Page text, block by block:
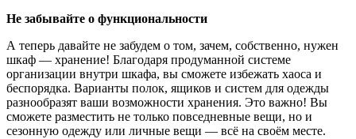
Не забывайте о функциональности
А теперь давайте не забудем о том, зачем, собственно, нужен
шкаф — хранение! Благодаря продуманной системе
организации внутри шкафа, вы сможете избежать хаоса и
беспорядка. Варианты полок, ящиков и систем для одежды
разнообразят ваши возможности хранения. Это важно! Вы
сможете разместить не только повседневные вещи, но и
сезонную одежду или личные вещи — всё на своём месте.